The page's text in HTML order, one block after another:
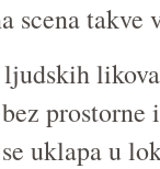
scena takve
uklapa u